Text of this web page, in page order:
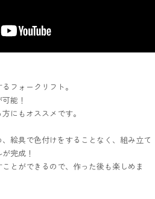
フォークリフト。
能！
にもオススメです。
絵具で色付けをすることなく、組み立て
完成！
とができるので、作った後も楽しめま